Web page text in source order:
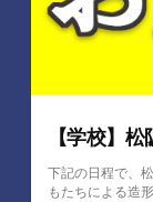
【学校】
下記の日程で、
もたちによる造